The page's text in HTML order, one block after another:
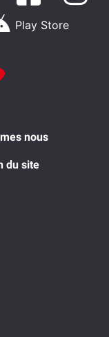
Play Store
nous
du site